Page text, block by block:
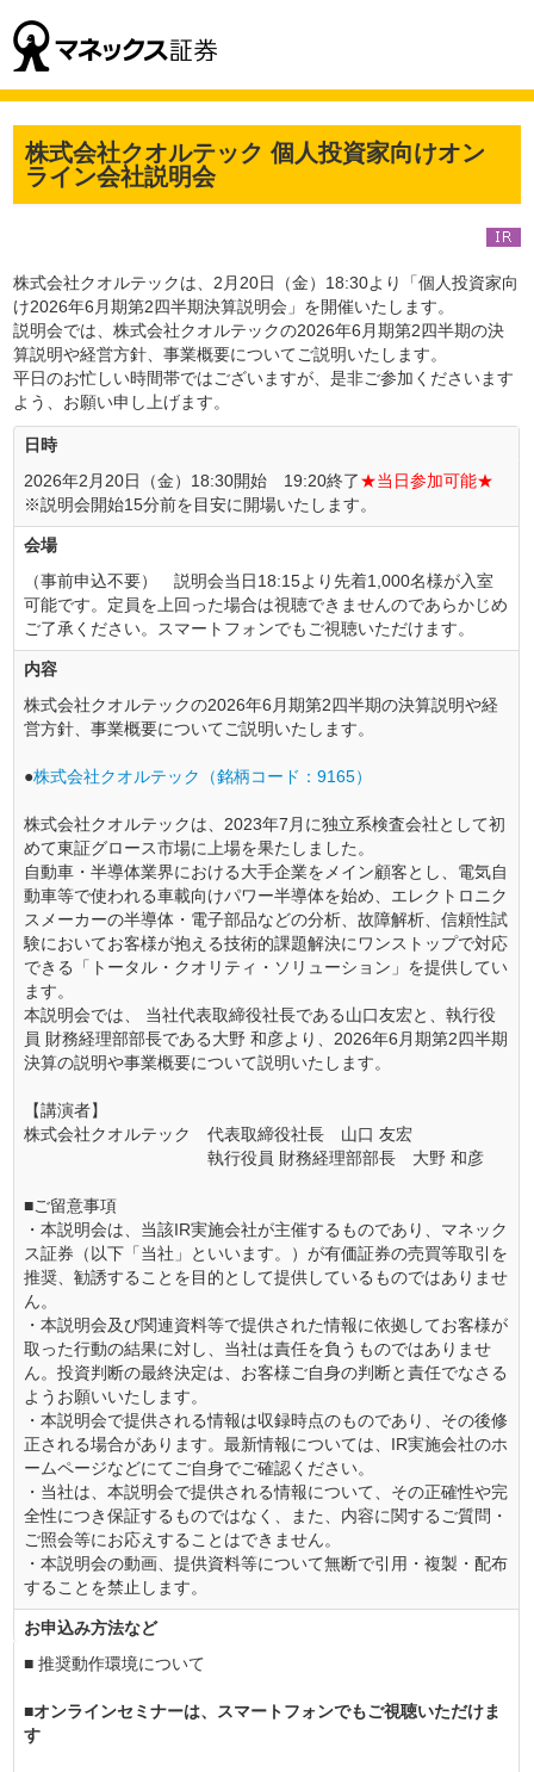
株式会社クオルテック 個人投資家向けオン
ライン会社説明会
株式会社クオルテックは、2月20日（金）18:30より「個人投資家向
け2026年6月期第2四半期決算説明会」を開催いたします。
説明会では、株式会社クオルテックの2026年6月期第2四半期の決
算説明や経営方針、事業概要についてご説明いたします。
平日のお忙しい時間帯ではございますが、是非ご参加くださいます
よう、お願い申し上げます。
日時
2026年2月20日（金）18:30開始 19:20終了★当日参加可能★
※説明会開始15分前を目安に開場いたします。
会場
（事前申込不要） 説明会当日18:15より先着1,000名様が入室
可能です。定員を上回った場合は視聴できませんのであらかじめ
ご了承ください。スマートフォンでもご視聴いただけます。
内容
株式会社クオルテックの2026年6月期第2四半期の決算説明や経
営方針、事業概要についてご説明いたします。
●株式会社クオルテック（銘柄コード：9165）
株式会社クオルテックは、2023年7月に独立系検査会社として初
めて東証グロース市場に上場を果たしました。
自動車・半導体業界における大手企業をメイン顧客とし、電気自
動車等で使われる車載向けパワー半導体を始め、エレクトロニク
スメーカーの半導体・電子部品などの分析、故障解析、信頼性試
験においてお客様が抱える技術的課題解決にワンストップで対応
できる「トータル・クオリティ・ソリューション」を提供してい
ます。
本説明会では、 当社代表取締役社長である山口友宏と、執行役
員 財務経理部部長である大野 和彦より、2026年6月期第2四半期
決算の説明や事業概要について説明いたします。
【講演者】
株式会社クオルテック 代表取締役社長 山口 友宏
執行役員 財務経理部部長 大野 和彦
■ご留意事項
・本説明会は、当該IR実施会社が主催するものであり、マネック
ス証券（以下「当社」といいます。）が有価証券の売買等取引を
推奨、勧誘することを目的として提供しているものではありませ
ん。
・本説明会及び関連資料等で提供された情報に依拠してお客様が
取った行動の結果に対し、当社は責任を負うものではありませ
ん。投資判断の最終決定は、お客様ご自身の判断と責任でなさる
ようお願いいたします。
・本説明会で提供される情報は収録時点のものであり、その後修
正される場合があります。最新情報については、IR実施会社のホ
ームページなどにてご自身でご確認ください。
・当社は、本説明会で提供される情報について、その正確性や完
全性につき保証するものではなく、また、内容に関するご質問・
ご照会等にお応えすることはできません。
・本説明会の動画、提供資料等について無断で引用・複製・配布
することを禁止します。
お申込み方法など
■ 推奨動作環境について
■オンラインセミナーは、スマートフォンでもご視聴いただけま
す